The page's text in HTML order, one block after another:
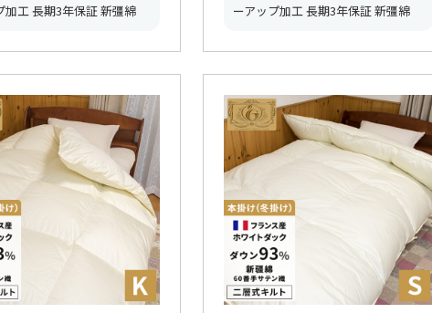
加工 長期3年保証 新彊綿
ーアップ加工 長期3年保証 新彊綿